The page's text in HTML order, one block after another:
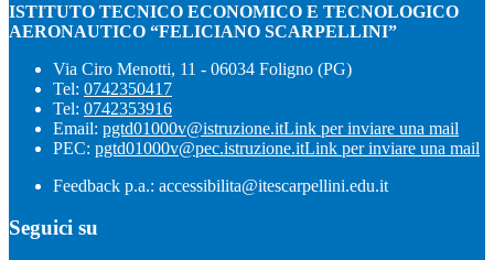
ISTITUTO TECNICO ECONOMICO E TECNOLOGICO
AERONAUTICO “FELICIANO SCARPELLINI”
Via Ciro Menotti, 11 - 06034 Foligno (PG)
Tel: 0742350417
Tel: 0742353916
Email: pgtd01000v@istruzione.itLink per inviare una mail
PEC: pgtd01000v@pec.istruzione.itLink per inviare una mail
Feedback p.a.: accessibilita@itescarpellini.edu.it
Seguici su